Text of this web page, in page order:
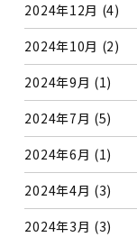
2024年12月 (4)
2024年10月 (2)
2024年9月 (1)
2024年7月 (5)
2024年6月 (1)
2024年4月 (3)
2024年3月 (3)